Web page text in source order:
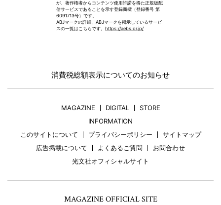
が、著作権者からコンテンツ使用許諾を得た正規版配
信サービスであることを示す登録商標（登録番号 第
6091713号）です。
ABJマークの詳細、ABJマークを掲示しているサービ
スの一覧はこちらです。 https://aebs.or.jp/
消費税総額表示についてのお知らせ
MAGAZINE DIGITAL
STORE
INFORMATION
このサイトについて
プライバシーポリシー
サイトマップ
広告掲載について
よくあるご質問
お問合わせ
光文社オフィシャルサイト
MAGAZINE OFFICIAL SITE